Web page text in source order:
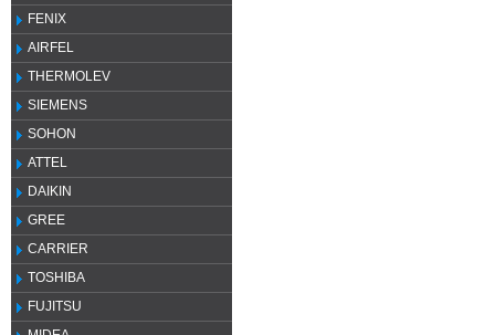
FENIX
AIRFEL
THERMOLEV
SIEMENS
SOHON
ATTEL
DAIKIN
GREE
CARRIER
TOSHIBA
FUJITSU